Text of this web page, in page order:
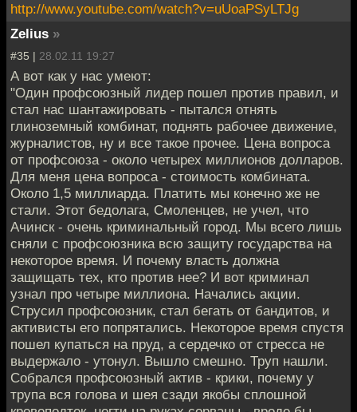
http://www.youtube.com/watch?v=uUoaPSyLTJg
Zelius »
#35 | 28.02.11 19:27
А вот как у нас умеют:
"Один профсоюзный лидер пошел против правил, и
стал нас шантажировать - пытался отнять
глиноземный комбинат, поднять рабочее движение,
журналистов, ну и все такое прочее. Цена вопроса
от профсоюза - около четырех миллионов долларов.
Для меня цена вопроса - стоимость комбината.
Около 1,5 миллиарда. Платить мы конечно же не
стали. Этот бедолага, Смоленцев, не учел, что
Ачинск - очень криминальный город. Мы всего лишь
сняли с профсоюзника всю защиту государства на
некоторое время. И почему власть должна
защищать тех, кто против нее? И вот криминал
узнал про четыре миллиона. Начались акции.
Струсил профсоюзник, стал бегать от бандитов, и
активисты его попрятались. Некоторое время спустя
пошел купаться на пруд, а сердечко от стресса не
выдержало - утонул. Вышло смешно. Труп нашли.
Собрался профсоюзный актив - крики, почему у
трупа вся голова и шея сзади якобы сплошной